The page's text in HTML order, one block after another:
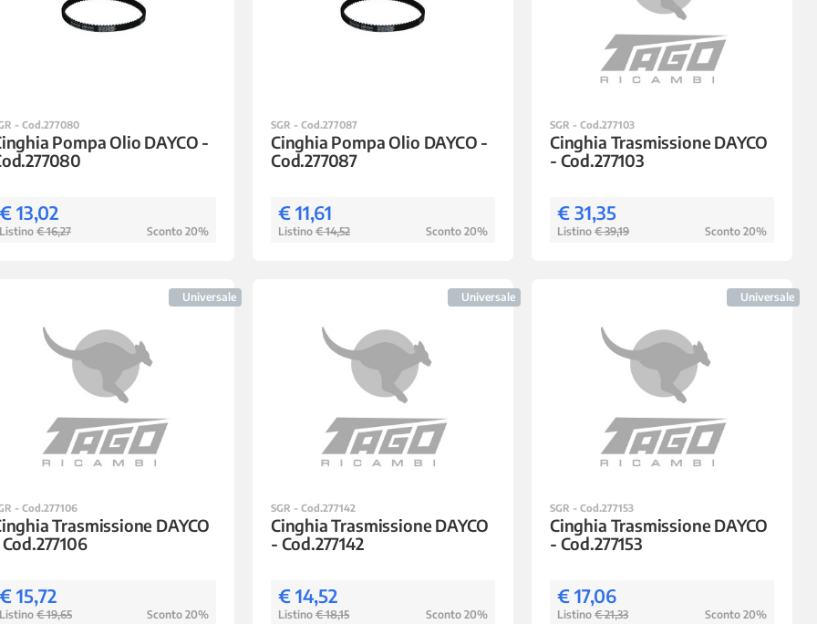
- Cod.277080
Pompa Olio DAYCO -
13,02
€ 16,27 Sconto 20%
SGR - Cod.277087
Cinghia Pompa Olio DAYCO -
Cod.277087
€ 11,61
Listino € 14,52 Sconto 20%
SGR - Cod.277103
Cinghia Trasmissione DAYCO
- Cod.277103
€ 31,35
Listino € 39,19 Sconto 20%
Universale
- Cod.277106
Trasmissione DAYCO
15,72
€ 19,65 Sconto 20%
Universale
SGR - Cod.277142
Cinghia Trasmissione DAYCO
- Cod.277142
€ 14,52
Listino € 18,15 Sconto 20%
Universale
SGR - Cod.277153
Cinghia Trasmissione DAYCO
- Cod.277153
€ 17,06
Listino € 21,33 Sconto 20%